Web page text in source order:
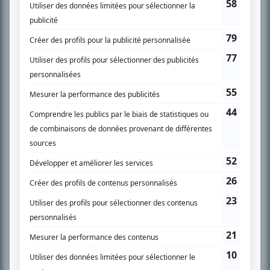
SUR LE RÉSEAU BIZZ MÉDIA
Accueil
Liste des oeuvres
Liste des comédiens
Recherche avancée
À propos
Nous contacter
Termes et conditions
Politique de confidentialité